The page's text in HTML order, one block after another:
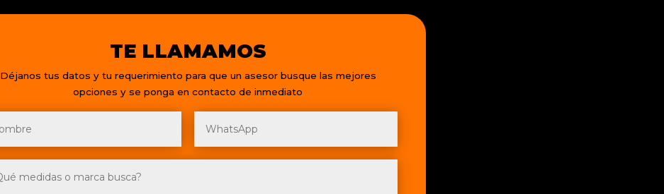
TE LLAMAMOS
Déjanos tus datos y tu requerimiento para que un asesor busque las mejores
opciones y se ponga en contacto de inmediato